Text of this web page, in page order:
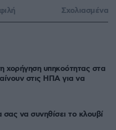
Σχολιασμένα
χορήγηση υπηκοότητας στα
στις ΗΠΑ για να
να συνηθίσει το κλουβί